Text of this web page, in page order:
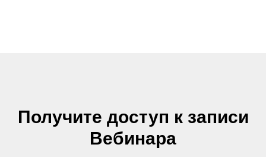
Получите доступ к записи
Вебинара